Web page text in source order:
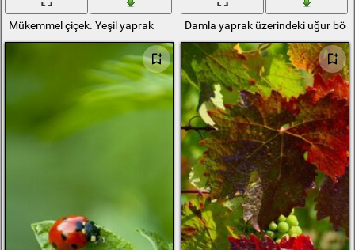
Mükemmel çiçek. Yeşil yaprak Damla yaprak üzerindeki uğur